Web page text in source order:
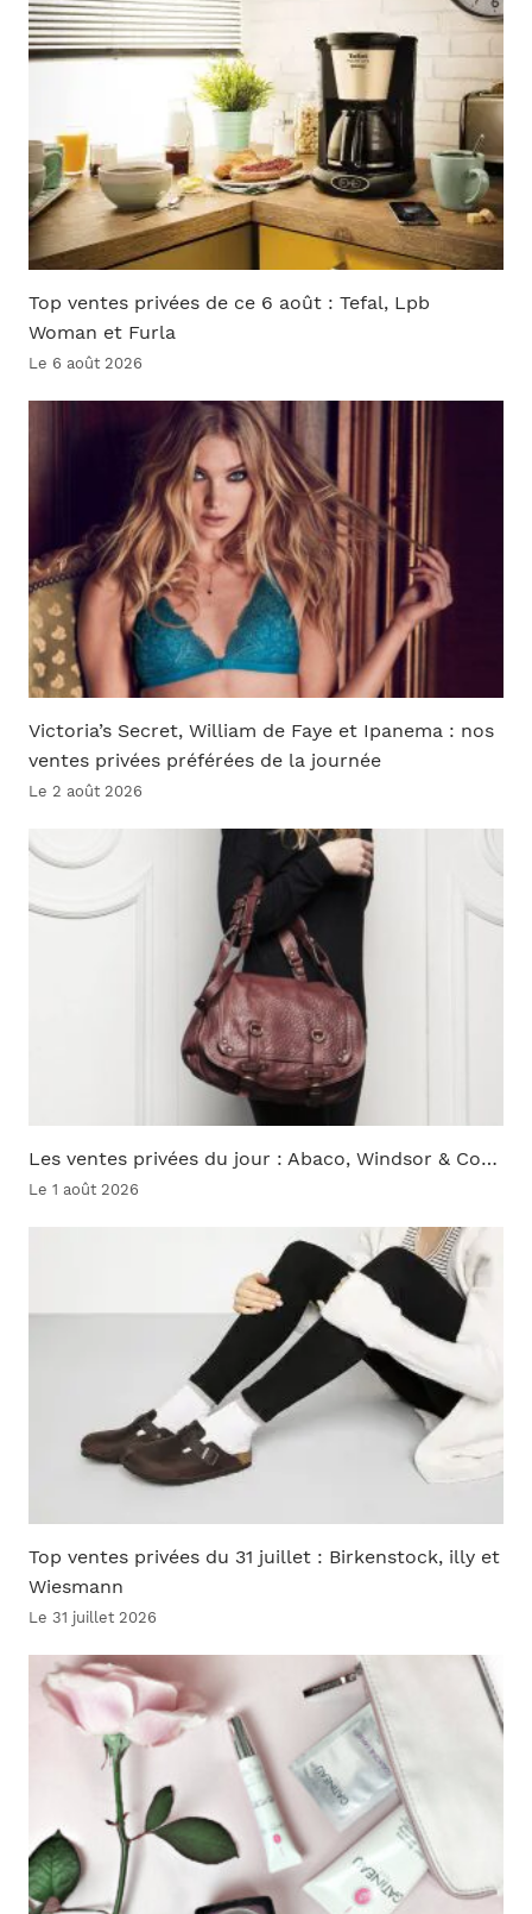
Top ventes privées de ce 6 août : Tefal, Lpb
Woman et Furla
Le 6 août 2026
Victoria’s Secret, William de Faye et Ipanema : nos
ventes privées préférées de la journée
Le 2 août 2026
Les ventes privées du jour : Abaco, Windsor & Co…
Le 1 août 2026
Top ventes privées du 31 juillet : Birkenstock, illy et
Wiesmann
Le 31 juillet 2026